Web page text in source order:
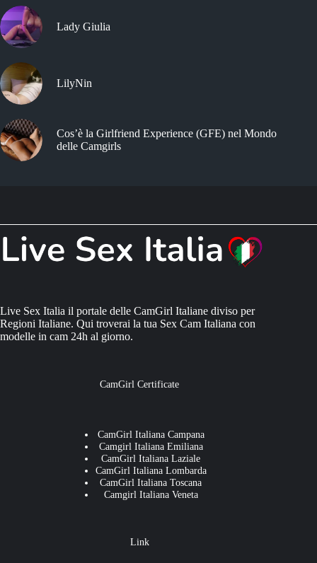
Lady Giulia
LilyNin
Cos’è la Girlfriend Experience (GFE) nel Mondo
delle Camgirls
Live Sex Italia il portale delle CamGirl Italiane diviso per
Regioni Italiane. Qui troverai la tua Sex Cam Italiana con
modelle in cam 24h al giorno.
CamGirl Certificate
CamGirl Italiana Campana
Camgirl Italiana Emiliana
CamGirl Italiana Laziale
CamGirl Italiana Lombarda
CamGirl Italiana Toscana
Camgirl Italiana Veneta
Link